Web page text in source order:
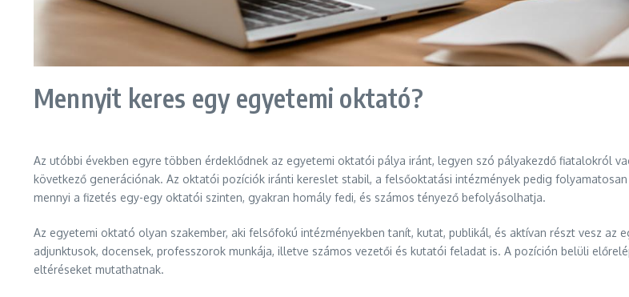
Mennyit keres egy egyetemi oktató?
Az utóbbi években egyre többen érdeklődnek az egyetemi oktatói pálya iránt, legyen szó pályakezdő fiatalokról
következő generációnak. Az oktatói pozíciók iránti kereslet stabil, a felsőoktatási intézmények pedig
mennyi a fizetés egy-egy oktatói szinten, gyakran homály fedi, és számos tényező befolyásolhatja.
Az egyetemi oktató olyan szakember, aki felsőfokú intézményekben tanít, kutat, publikál, és aktívan részt vesz
adjunktusok, docensek, professzorok munkája, illetve számos vezetői és kutatói feladat is. A pozíción belüli
eltéréseket mutathatnak.